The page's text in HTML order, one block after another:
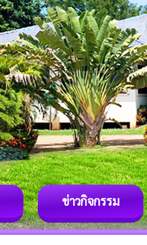
ข่าวกิจกรรม